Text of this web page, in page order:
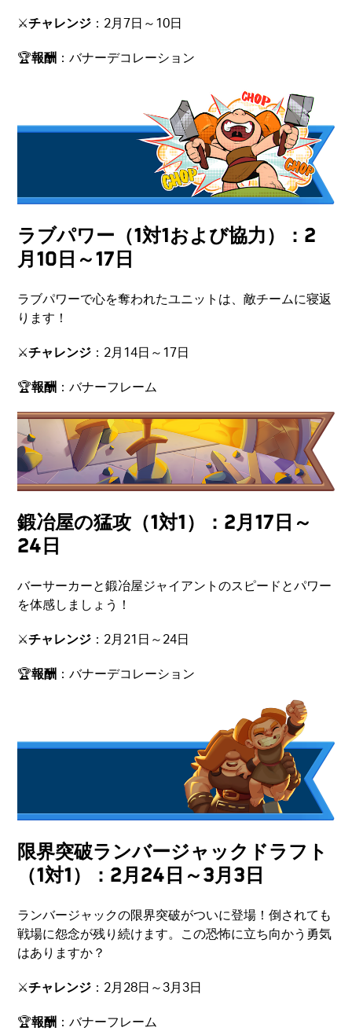
⚔️チャレンジ ：2月7日～10日
🏆報酬 ：バナーデコレーション
ラブパワー（1対1および協力）：2
月10日～17日
ラブパワーで心を奪われたユニットは、敵チームに寝返
ります！
⚔️チャレンジ ：2月14日～17日
🏆報酬 ：バナーフレーム
鍛冶屋の猛攻（1対1）：2月17日～
24日
バーサーカーと鍛冶屋ジャイアントのスピードとパワー
を体感しましょう！
⚔️チャレンジ ：2月21日～24日
🏆報酬 ：バナーデコレーション
限界突破ランバージャックドラフト
（1対1）：2月24日～3月3日
ランバージャックの限界突破がついに登場！倒されても
戦場に怨念が残り続けます。この恐怖に立ち向かう勇気
はありますか？
⚔️チャレンジ ：2月28日～3月3日
🏆報酬 ：バナーフレーム